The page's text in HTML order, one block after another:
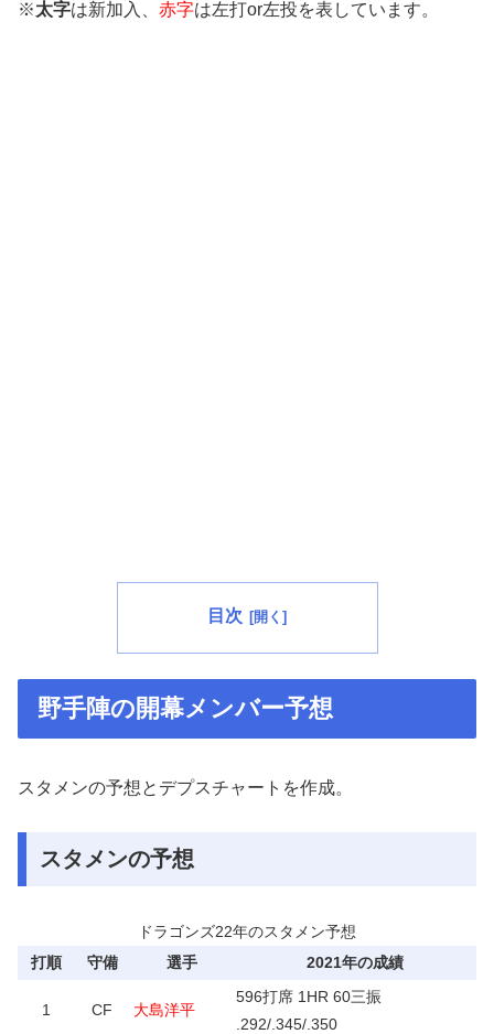
※太字は新加入、 赤字は左打or左投を表しています。
目次
野手陣の開幕メンバー予想
スタメンの予想とデプスチャートを作成。
スタメンの予想
ドラゴンズ22年のスタメン予想
打順
守備 選手 2021年の成績
1 CF 大島洋平
596打席 1HR 60三振
.292/.345/.350